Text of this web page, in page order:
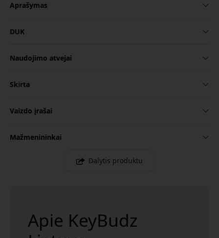
Aprašymas
DUK
Naudojimo atvejai
Skirta
Vaizdo įrašai
Mažmenininkai
Dalytis produktu
Apie KeyBudz